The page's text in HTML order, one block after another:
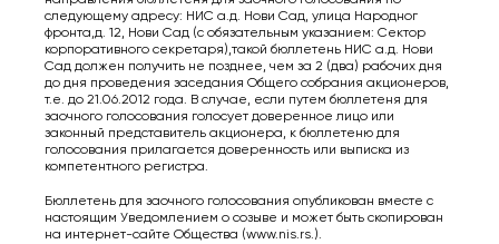
следующему адресу: НИС а.д. Нови Сад, улица Народног
фронта,д. 12, Нови Сад (с обязательным указанием: Сектор
корпоративного секретаря),такой бюллетень НИС а.д. Нови
Сад должен получить не позднее, чем за 2 (два) рабочих дня
до дня проведения заседания Общего собрания акционеров,
т.е. до 21.06.2012 года. В случае, если путем бюллетеня для
заочного голосования голосует доверенное лицо или
законный представитель акционера, к бюллетеню для
голосования прилагается доверенность или выписка из
компетентного регистра.
Бюллетень для заочного голосования опубликован вместе с
настоящим Уведомлением о созыве и может быть скопирован
на интернет-сайте Общества (www.nis.rs.).